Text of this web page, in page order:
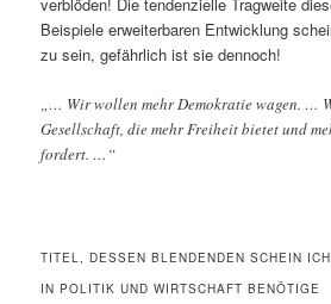
Beispiele erweiterbaren Entwicklung
zu sein, gefährlich ist sie dennoch!
„… Wir wollen mehr Demokratie wagen. …
Gesellschaft, die mehr Freiheit bietet und
fordert. …“
TITEL, DESSEN BLENDENDEN SCHEIN
IN POLITIK UND WIRTSCHAFT BENÖTIGE